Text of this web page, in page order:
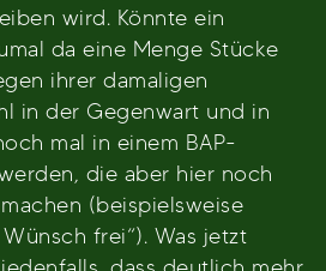
wird. Könnte ein
da eine Menge Stücke
ihrer damaligen
in der Gegenwart und in
mal in einem BAP-
die aber hier noch
(beispielsweise
Wünsch frei“). Was jetzt